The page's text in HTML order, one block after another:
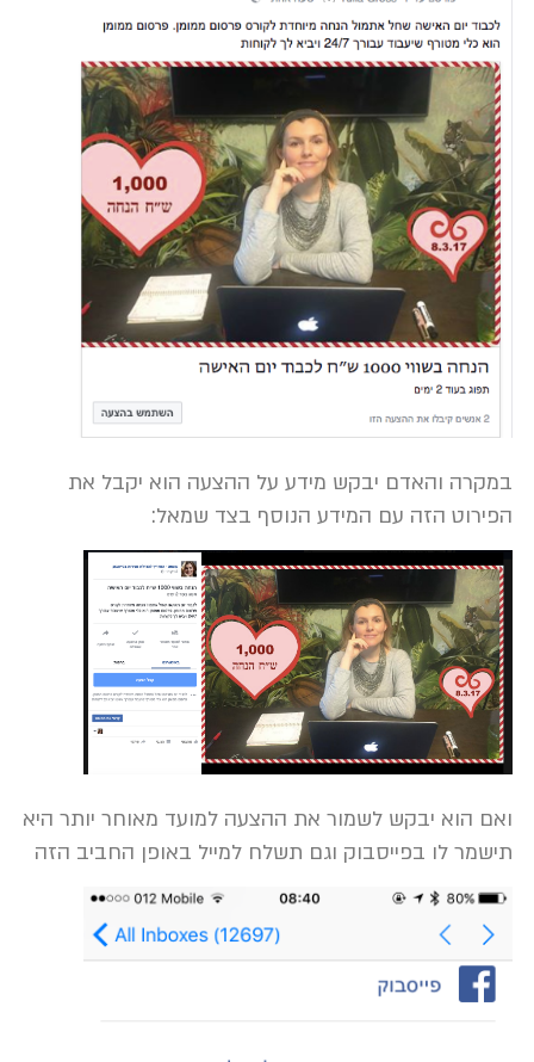
במקרה והאדם יבקש מידע על ההצעה הוא יקבל את
הפירוט הזה עם המידע הנוסף בצד שמאל:
ואם הוא יבקש לשמור את ההצעה למועד מאוחר יותר היא
תישמר לו בפייסבוק וגם תשלח למייל באופן החביב הזה